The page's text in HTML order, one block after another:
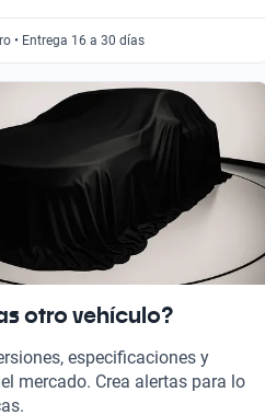
• Entrega 16 a 30 días
otro vehículo?
especificaciones y
mercado. Crea alertas para lo